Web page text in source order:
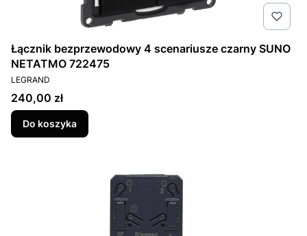
Łącznik bezprzewodowy 4 scenariusze czarny SUNO
NETATMO 722475
PRODUCENT
LEGRAND
Cena
240,00 zł
Do koszyka